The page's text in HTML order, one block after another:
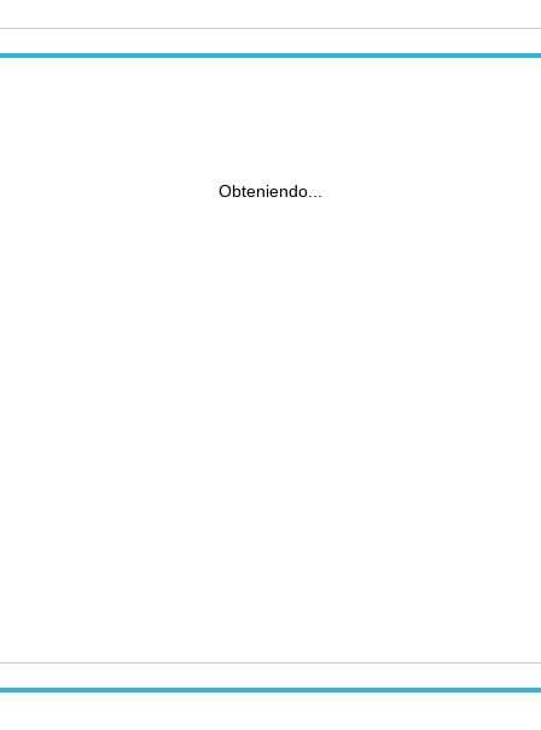
Obteniendo...